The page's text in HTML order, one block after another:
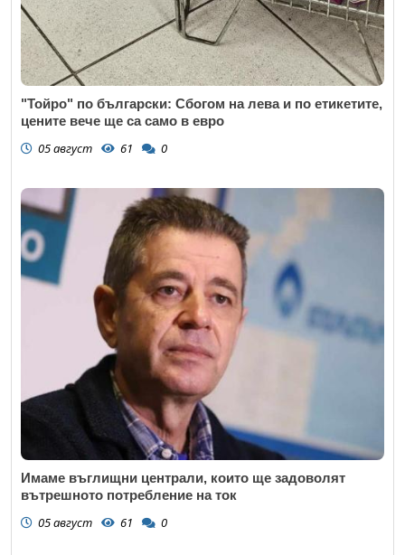
"Тойро" по български: Сбогом на лева и по етикетите,
цените вече ще са само в евро
05 август 61 0
Имаме въглищни централи, които ще задоволят
вътрешното потребление на ток
05 август 61 0